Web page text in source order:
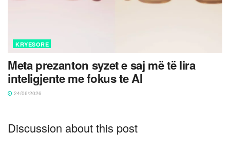
KRYESORE
Meta prezanton syzet e saj më të lira
inteligjente me fokus te AI
24/06/2026
Discussion about this post